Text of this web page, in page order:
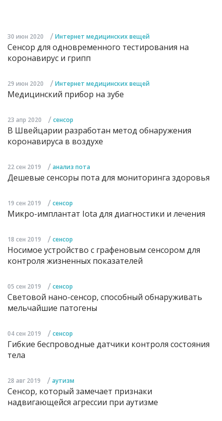
30 июн 2020 / Интернет медицинских вещей
Сенсор для одновременного тестирования на
коронавирус и грипп
29 июн 2020 / Интернет медицинских вещей
Медицинский прибор на зубе
23 апр 2020 / сенсор
В Швейцарии разработан метод обнаружения
коронавируса в воздухе
22 сен 2019 / анализ пота
Дешевые сенсоры пота для мониторинга здоровья
19 сен 2019 / сенсор
Микро-имплантат Iota для диагностики и лечения
18 сен 2019 / сенсор
Носимое устройство с графеновым сенсором для
контроля жизненных показателей
05 сен 2019 / сенсор
Световой нано-сенсор, способный обнаруживать
мельчайшие патогены
04 сен 2019 / сенсор
Гибкие беспроводные датчики контроля состояния
тела
28 авг 2019 / аутизм
Сенсор, который замечает признаки
надвигающейся агрессии при аутизме